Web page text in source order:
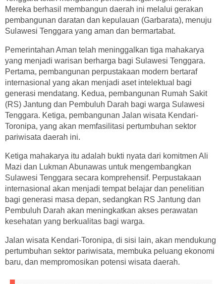
Mereka berhasil membangun daerah ini melalui gerakan
pembangunan daratan dan kepulauan (Garbarata), menuju
Sulawesi Tenggara yang aman dan bermartabat.
Pemerintahan Aman telah meninggalkan tiga mahakarya
yang menjadi warisan berharga bagi Sulawesi Tenggara.
Pertama, pembangunan perpustakaan modern bertaraf
internasional yang akan menjadi aset intelektual bagi
generasi mendatang. Kedua, pembangunan Rumah Sakit
(RS) Jantung dan Pembuluh Darah bagi warga Sulawesi
Tenggara. Ketiga, pembangunan Jalan wisata Kendari-
Toronipa, yang akan memfasilitasi pertumbuhan sektor
pariwisata daerah ini.
Ketiga mahakarya itu adalah bukti nyata dari komitmen Ali
Mazi dan Lukman Abunawas untuk mengembangkan
Sulawesi Tenggara secara komprehensif. Perpustakaan
internasional akan menjadi tempat belajar dan penelitian
bagi generasi masa depan, sedangkan RS Jantung dan
Pembuluh Darah akan meningkatkan akses perawatan
kesehatan yang berkualitas bagi warga.
Jalan wisata Kendari-Toronipa, di sisi lain, akan mendukung
pertumbuhan sektor pariwisata, membuka peluang ekonomi
baru, dan mempromosikan potensi wisata daerah.